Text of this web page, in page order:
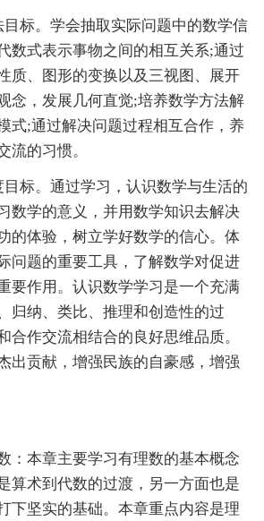
标。学会抽取实际问题中的数学信
数式表示事物之间的相互关系;通过
质、图形的变换以及三视图、展开
念，发展几何直觉;培养数学方法解
式;通过解决问题过程相互合作，养
流的习惯。
。通过学习，认识数学与生活的
数学的意义，并用数学知识去解决
的体验，树立学好数学的信心。体
问题的重要工具，了解数学对促进
要作用。认识数学学习是一个充满
归纳、类比、推理和创造性的过
合作交流相结合的良好思维品质。
出贡献，增强民族的自豪感，增强
本章主要学习有理数的基本概念
算术到代数的过渡，另一方面也是
下坚实的基础。本章重点内容是理